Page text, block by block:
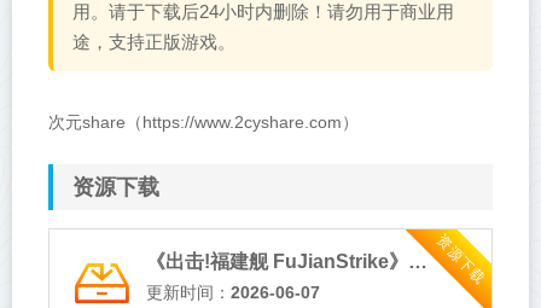
用。请于下载后24小时内删除！请勿用于商业用
途，支持正版游戏。
次元share（https://www.2cyshare.com）
资源下载
资源下载
《出击!福建舰 FuJianStrike》Build.23589399-免安装中文版
更新时间： 2026-06-07